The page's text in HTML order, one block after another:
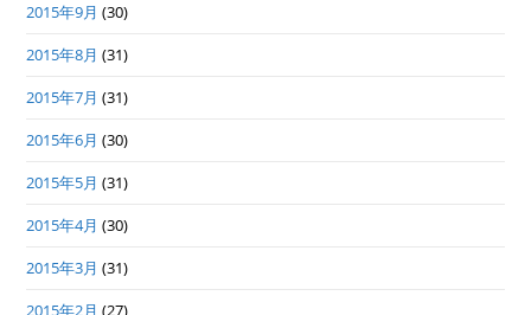
2015年9月 (30)
2015年8月 (31)
2015年7月 (31)
2015年6月 (30)
2015年5月 (31)
2015年4月 (30)
2015年3月 (31)
2015年2月 (27)